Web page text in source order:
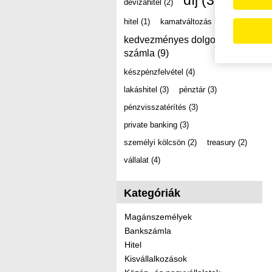
devizahitel (2)
hitel (1) kamatváltozás (2)
kedvezményes dolgozói
számla (9)
készpénzfelvétel (4)
lakáshitel (3) pénztár (3)
pénzvisszatérítés (3)
private banking (3)
személyi kölcsön (2) treasury (2)
vállalat (4)
Kategóriák
Magánszemélyek
Bankszámla
Hitel
Kisvállalkozások